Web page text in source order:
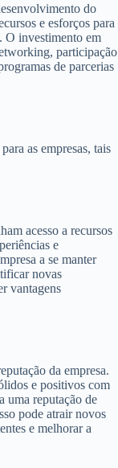
do
e esforços para
O investimento em
participação
de parcerias
as empresas, tais
acesso a recursos
e
a se manter
novas
vantagens
da empresa.
e positivos com
uma reputação de
pode atrair novos
e melhorar a